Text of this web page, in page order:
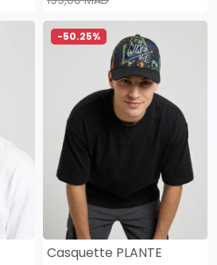
-50.25%
Casquette PLANTE